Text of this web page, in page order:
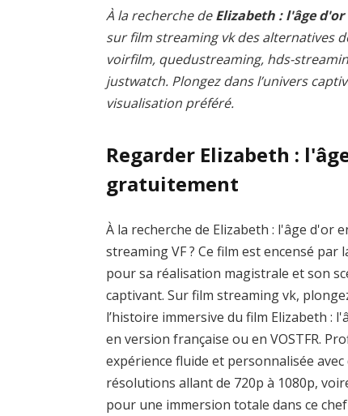
À la recherche deElizabeth : l'âge
sur film streaming vk des alternatives
voirfilm, quedustreaming, hds-
justwatch. Plongez dans l’univers
visualisation préféré.
Regarder Elizabeth :
gratuitement
À la recherche de Elizabeth : l'âge d'or
streaming VF ? Ce film est encensé par
pour sa réalisation magistrale et son
captivant. Sur film streaming vk,
l’histoire immersive du film Elizabeth :
en version française ou en VOSTFR.
expérience fluide et personnalisée avec
résolutions allant de 720p à 1080p,
pour une immersion totale dans ce